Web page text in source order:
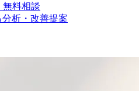
無料相談
析・改善提案